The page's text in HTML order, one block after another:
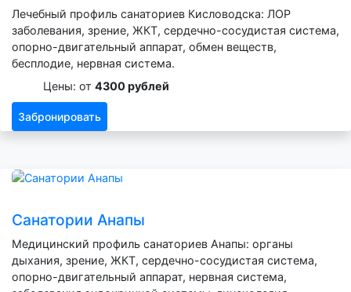
Лечебный профиль санаториев Кисловодска: ЛОР
заболевания, зрение, ЖКТ, сердечно-сосудистая система,
опорно-двигательный аппарат, обмен веществ,
бесплодие, нервная система.
Цены: от 4300 рублей
Забронировать
Санатории Анапы
Медицинский профиль санаториев Анапы: органы
дыхания, зрение, ЖКТ, сердечно-сосудистая система,
опорно-двигательный аппарат, нервная система,